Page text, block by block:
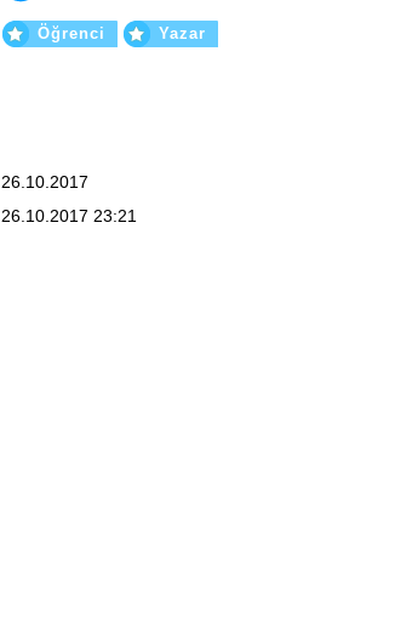
Öğrenci Yazar
26.10.2017
26.10.2017 23:21